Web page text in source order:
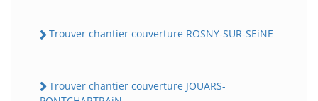
Trouver chantier couverture ROSNY-SUR-SEiNE
Trouver chantier couverture JOUARS-